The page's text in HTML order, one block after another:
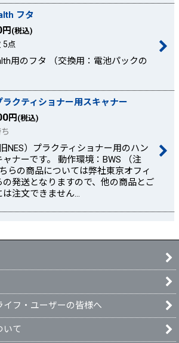
フタ
円 (税込)
5点
用のフタ （交換用：電池パックの
ラクティショナー用スキャナー
円 (税込)
NES）プラクティショナー用のハン
ャナーです。 動作環境：BWS （注
らの商品については弊社東京オフィ
の発送となりますので、他の商品とご
注文できません…
イフ・ユーザーの皆様へ
いて